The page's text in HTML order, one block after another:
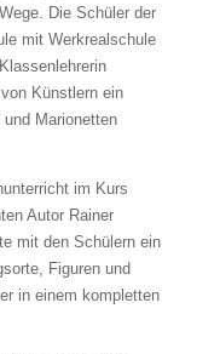
Die Schüler der
mit Werkrealschule
Künstlern ein
Marionetten
im Kurs
Autor Rainer
mit den Schülern ein
Figuren und
in einem kompletten